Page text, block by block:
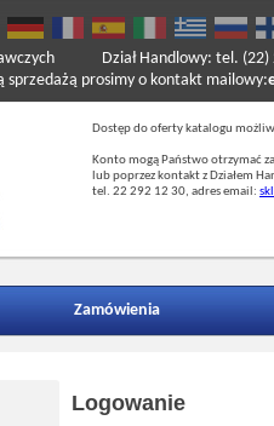
prosimy o kontakt mailowy:
Dział Handlowy: tel.
Dostęp do oferty katalogu
Konto mogą Państwo otrzymać
lub poprzez kontakt z Działem
tel. 22 292 12 30, adres email:
Zamówienia
Logowanie